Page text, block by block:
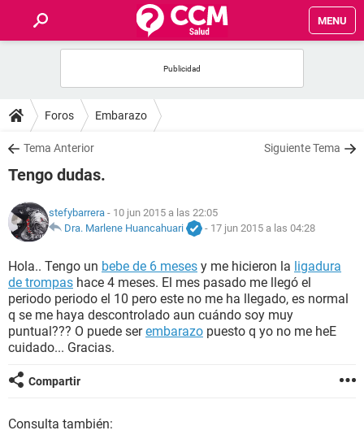
MENU
FOROS
SALUD
FAMILIA
NUTRICIÓN
BIENESTAR
SEXUALIDAD
GLOSARIO
Foros Embarazo
Tema Anterior Siguiente Tema
Tengo dudas.
stefybarrera - 10 jun 2015 a las 22:05
Dra. Marlene Huancahuari
- 17 jun 2015 a las 04:28
Hola.. Tengo un bebe de 6 meses y me hicieron la ligadura
de trompas hace 4 meses. El mes pasado me llegó el
periodo periodo el 10 pero este no me ha llegado, es normal
q se me haya descontrolado aun cuándo soy muy
puntual??? O puede serembarazo puesto q yo no me heE
cuidado... Gracias.
Compartir
Consulta también: